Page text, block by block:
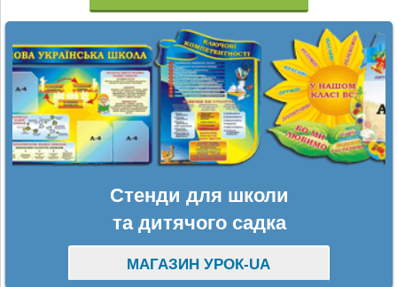
Стенди для школи
та дитячого садка
МАГАЗИН УРОК-UA